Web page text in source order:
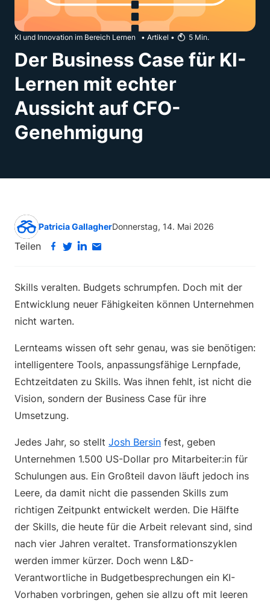
KI und Innovation im Bereich Lernen • Artikel • 5 Min.
Der Business Case für KI-
Lernen mit echter
Aussicht auf CFO-
Genehmigung
Patricia GallagherDonnerstag, 14. Mai 2026
Teilen
Skills veralten. Budgets schrumpfen. Doch mit der
Entwicklung neuer Fähigkeiten können Unternehmen
nicht warten.
Lernteams wissen oft sehr genau, was sie benötigen:
intelligentere Tools, anpassungsfähige Lernpfade,
Echtzeitdaten zu Skills. Was ihnen fehlt, ist nicht die
Vision, sondern der Business Case für ihre
Umsetzung.
Jedes Jahr, so stellt Josh Bersin fest, geben
Unternehmen 1.500 US-Dollar pro Mitarbeiter:in für
Schulungen aus. Ein Großteil davon läuft jedoch ins
Leere, da damit nicht die passenden Skills zum
richtigen Zeitpunkt entwickelt werden. Die Hälfte
der Skills, die heute für die Arbeit relevant sind, sind
nach vier Jahren veraltet. Transformationszyklen
werden immer kürzer. Doch wenn L&D-
Verantwortliche in Budgetbesprechungen ein KI-
Vorhaben vorbringen, gehen sie allzu oft mit leeren